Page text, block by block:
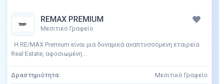
REMAX PREMIUM
Μεσιτικό Γραφείο
Η RE/MAX Premium είναι μια δυναμικά αναπτυσσόμενη εταιρεία
Real Estate, αφοσιωμένη...
Δραστηριότητα: Μεσιτικό Γραφείο